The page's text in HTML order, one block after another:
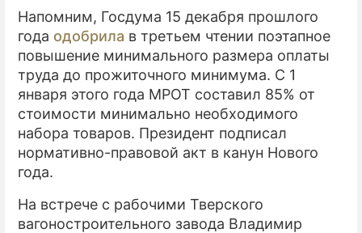
Напомним, Госдума 15 декабря прошлого
года одобрила в третьем чтении поэтапное
повышение минимального размера оплаты
труда до прожиточного минимума. С 1
января этого года МРОТ составил 85% от
стоимости минимально необходимого
набора товаров. Президент подписал
нормативно-правовой акт в канун Нового
года.
На встрече с рабочими Тверского
вагоностроительного завода Владимир